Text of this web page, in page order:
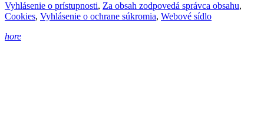
Vyhlásenie o prístupnosti, Za obsah zodpovedá správca obsahu,
Cookies, Vyhlásenie o ochrane súkromia, Webové sídlo
hore